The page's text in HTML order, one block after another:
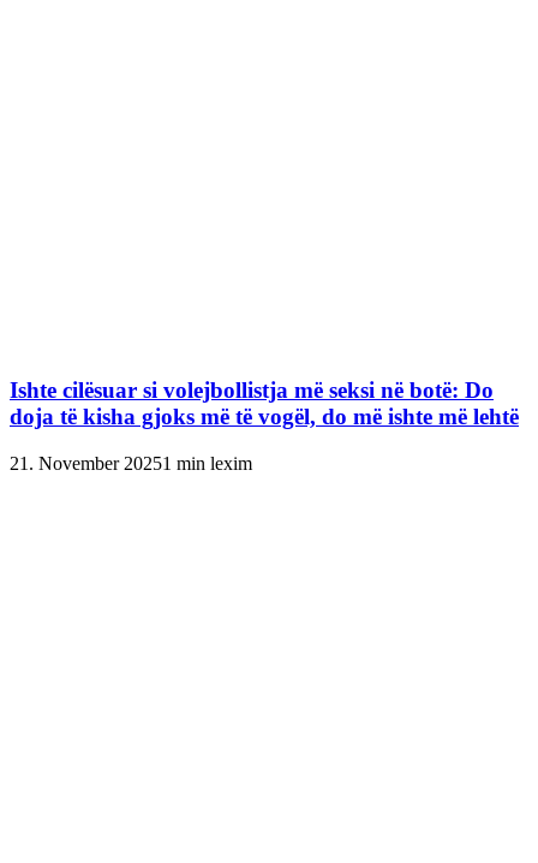
Ishte cilësuar si volejbollistja më seksi në botë: Do
doja të kisha gjoks më të vogël, do më ishte më lehtë
21. November 20251 min lexim